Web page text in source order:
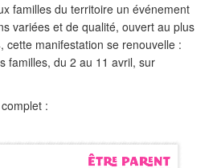
familles du territoire un événement
variées et de qualité, ouvert au plus
cette manifestation se renouvelle :
familles, du 2 au 11 avril, sur
: